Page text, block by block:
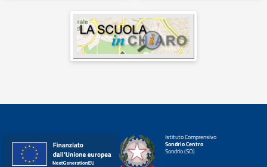
Istituto Comprensivo
Sondrio Centro
Sondrio (SO)